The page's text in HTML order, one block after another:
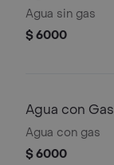
Agua sin gas
$ 6000
Agua con Gas
Agua con gas
$ 6000